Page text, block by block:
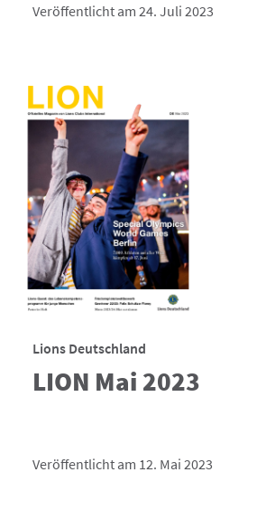
Veröffentlicht am 24. Juli 2023
Lions Deutschland
LION Mai 2023
Veröffentlicht am 12. Mai 2023